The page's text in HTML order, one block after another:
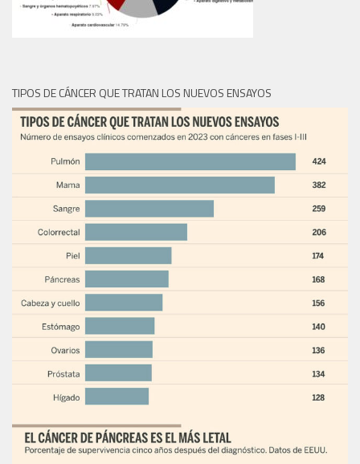
TIPOS DE CÁNCER QUE TRATAN LOS NUEVOS ENSAYOS